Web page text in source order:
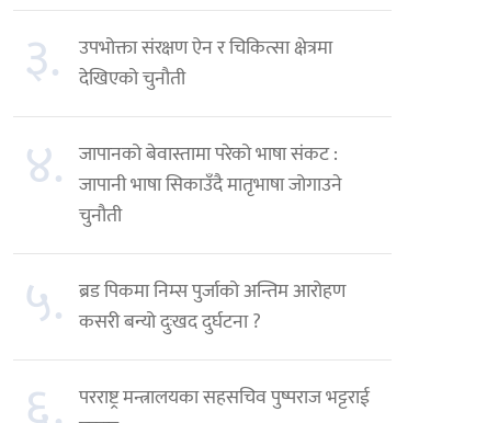
३.
उपभोक्ता संरक्षण ऐन र चिकित्सा क्षेत्रमा
देखिएको चुनौती
४. जापानको बेवास्तामा परेको भाषा संकट :
जापानी भाषा सिकाउँदै मातृभाषा जोगाउने
चुनौती
५. ब्रड पिकमा निम्स पुर्जाको अन्तिम आरोहण
कसरी बन्यो दुःखद दुर्घटना ?
परराष्ट्र मन्त्रालयका सहसचिव पुष्पराज भट्टराई